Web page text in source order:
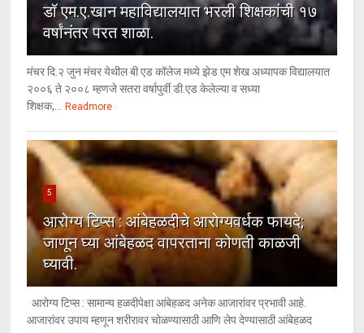
डॉ एम.ए.खान महाविद्यालयात भरली शिक्षकांची १७
वर्षांनंतर परत शाळा.
मंचर दि.२ जुन मंचर येथील बी एड कॉलेज मध्ये झेड एम शेख अध्यापक विद्यालयात
२००६ ते २००८ म्हणजे सतरा वर्षापुर्वी डी.एड केलेल्या व सध्या
शिक्षक,...
Readmore
5
आरोग्य टिप्स : आंबेहळदीचे आरोग्यवर्धक फायदे;
जाणून घ्या आंबेहळद वापरताना कोणती काळजी
घ्यावी.
आरोग्य टिप्स : सामान्य हळदीपेक्षा आंबेहळद अनेक आजारांवर प्रभावी आहे.
आजारांवर उपाय म्हणून शरीरावर चोळण्यासाठी आणि लेप देण्यासाठी आंबेहळद